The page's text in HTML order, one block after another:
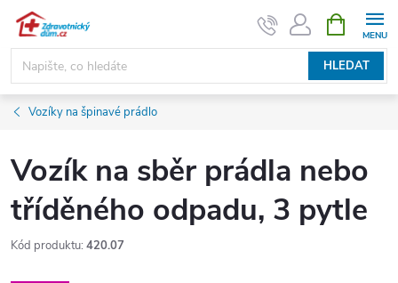
Přejít
obsah
HLEDAT
NÁKUPNÍ
KOŠÍK
Vozíky na špinavé prádlo
Vozík na sběr prádla nebo
tříděného odpadu, 3 pytle
Kód produktu: 420.07